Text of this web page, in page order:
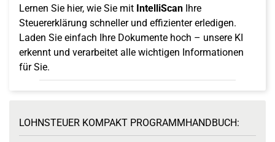
Lernen Sie hier, wie Sie mit IntelliScan Ihre
Steuererklärung schneller und effizienter erledigen.
Laden Sie einfach Ihre Dokumente hoch – unsere KI
erkennt und verarbeitet alle wichtigen Informationen
für Sie.
LOHNSTEUER KOMPAKT PROGRAMMHANDBUCH: